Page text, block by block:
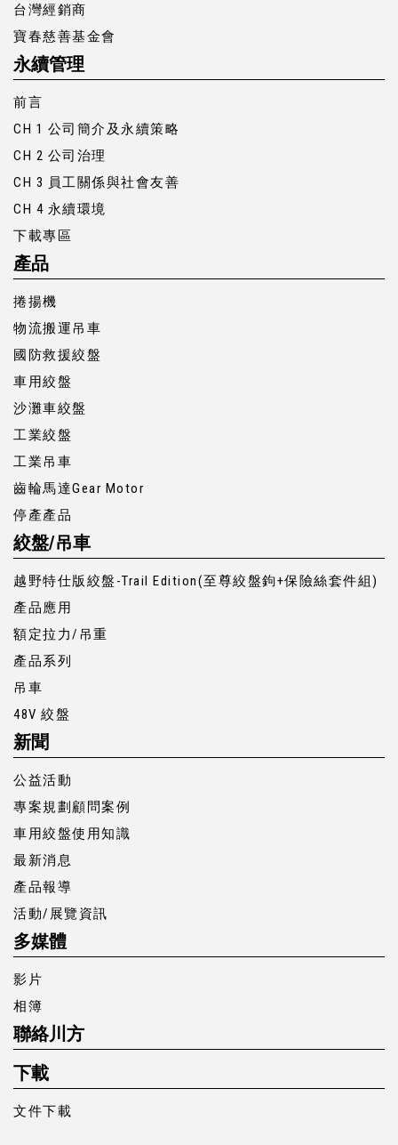
台灣經銷商
寶春慈善基金會
永續管理
前言
CH 1 公司簡介及永續策略
CH 2 公司治理
CH 3 員工關係與社會友善
CH 4 永續環境
下載專區
產品
捲揚機
物流搬運吊車
國防救援絞盤
車用絞盤
沙灘車絞盤
工業絞盤
工業吊車
齒輪馬達Gear Motor
停產產品
絞盤/吊車
越野特仕版絞盤-Trail Edition(至尊絞盤鉤+保險絲套件組)
產品應用
額定拉力/吊重
產品系列
吊車
48V 絞盤
新聞
公益活動
專案規劃顧問案例
車用絞盤使用知識
最新消息
產品報導
活動/展覽資訊
多媒體
影片
相簿
聯絡川方
下載
文件下載